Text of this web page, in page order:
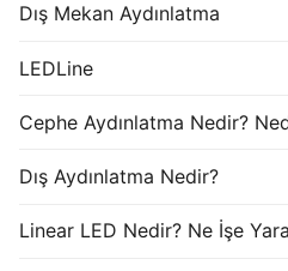
Dış Mekan Aydınlatma
LEDLine
Cephe Aydınlatma Nedir?
Dış Aydınlatma Nedir?
Linear LED Nedir? Ne İşe